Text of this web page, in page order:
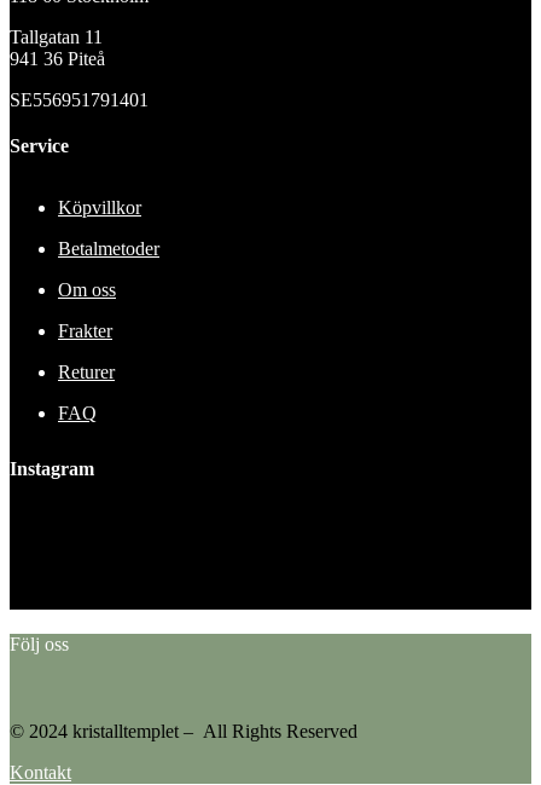
Tallgatan 11
941 36 Piteå
SE556951791401
Service
Köpvillkor
Betalmetoder
Om oss
Frakter
Returer
FAQ
Instagram
Följ oss
© 2024 kristalltemplet – All Rights Reserved
Kontakt